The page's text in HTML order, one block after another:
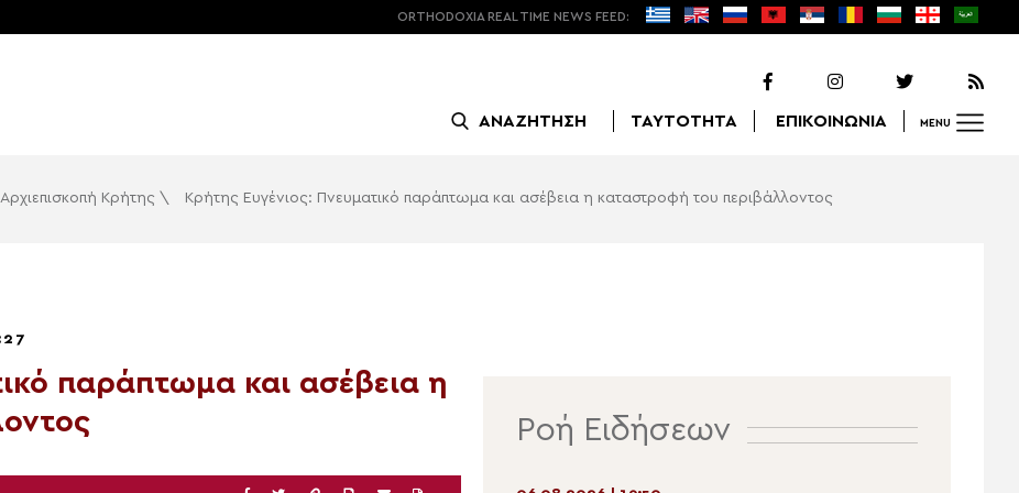
ORTHODOXIA REAL TIME NEWS FEED:
ΑΝΑΖΗΤΗΣΗ ΤΑΥΤΟΤΗΤΑ ΕΠΙΚΟΙΝΩΝΙΑ MENU
Αναζήτηση
Αρχιεπισκοπή Κρήτης \ Κρήτης Ευγένιος: Πνευματικό παράπτωμα και ασέβεια η καταστροφή του περιβάλλοντος
παράπτωμα και ασέβεια η
Ροή Ειδήσεων